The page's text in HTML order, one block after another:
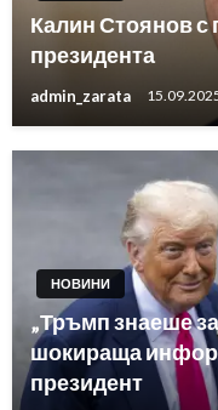
Калин Стоянов
президента
admin_zarata
НОВИНИ
„Тръмп знаеше
шокираща
президент